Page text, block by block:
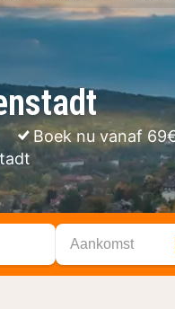
Boek nu vanaf
Aankomst